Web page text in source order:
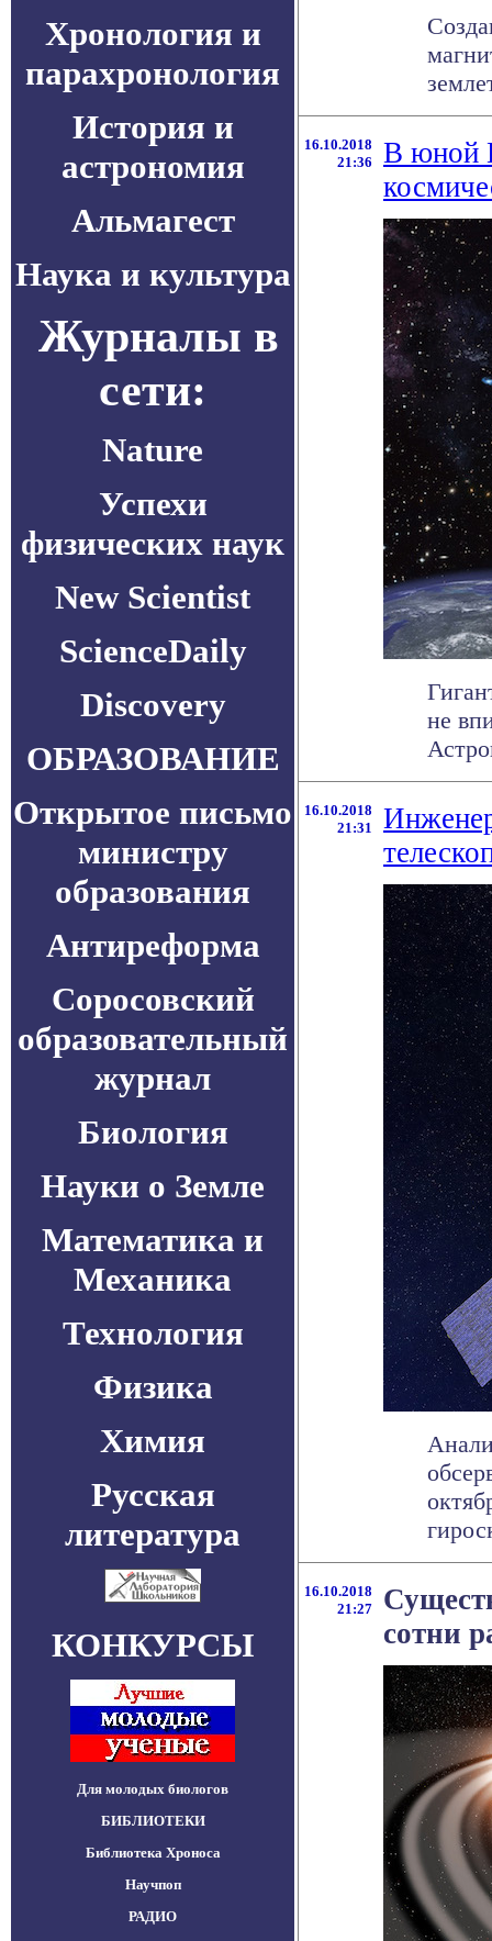
Хронология и
парахронология
История и
астрономия
Альмагест
Наука и культура
Журналы в
сети:
Nature
Успехи
физических наук
New Scientist
ScienceDaily
Discovery
ОБРАЗОВАНИЕ
Открытое письмо
министру
образования
Антиреформа
Соросовский
образовательный
журнал
Биология
Науки о Земле
Математика и
Механика
Технология
Физика
Химия
Русская
литература
КОНКУРСЫ
Для молодых биологов
БИБЛИОТЕКИ
Библиотека Хроноса
Научпоп
РАДИО
16.10.2018
21:36
В юной
не
16.10.2018
21:31
16.10.2018
21:27
сотни